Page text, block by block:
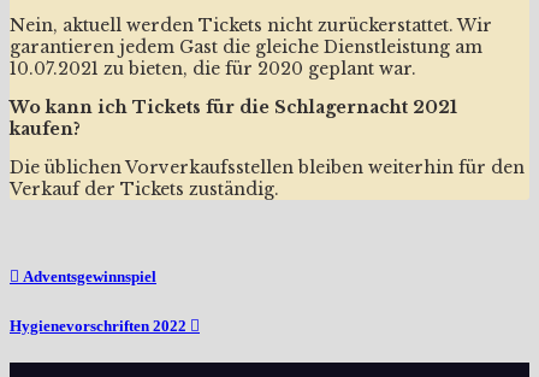
Nein, aktuell werden Tickets nicht zurückerstattet. Wir
garantieren jedem Gast die gleiche Dienstleistung am
10.07.2021 zu bieten, die für 2020 geplant war.
Wo kann ich Tickets für die Schlagernacht 2021
kaufen?
Die üblichen Vorverkaufsstellen bleiben weiterhin für den
Verkauf der Tickets zuständig.
Beitragsnavigation
Adventsgewinnspiel
Hygienevorschriften 2022